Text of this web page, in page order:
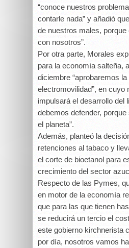
“conoce nuestros
contarle nada” y añadió
de nuestros males,
con nosotros”.
Por otra parte, Morales
para la economía salteña,
diciembre “aprobaremos la
electromovilidad”, en cuyo
impulsará el desarrollo del
debemos defender,
el planeta”.
Además, planteó la
retenciones al tabaco y
el corte de bioetanol para
crecimiento del sector
Respecto de las Pymes,
en motor de la economía
que para las que tienen
se reducirá un tercio el
este gobierno kirchnerista
por día, nosotros vamos